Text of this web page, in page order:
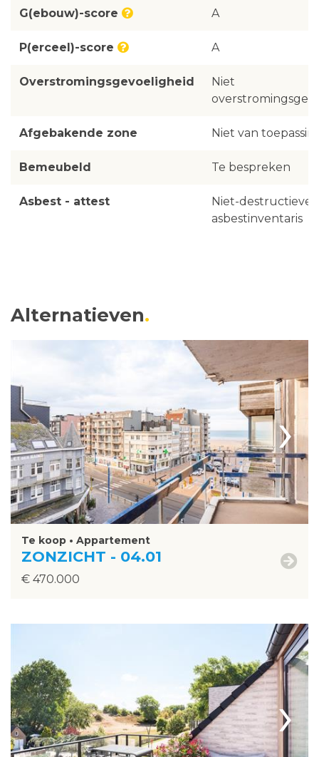
G(ebouw)-score A
P(erceel)-score A
Overstromingsgevoeligheid
Niet
Afgebakende zone Niet van
Bemeubeld Te bespreken
Asbest - attest
Niet-destructieve
asbestinventaris
Alternatieven
›
Te koop • Appartement
ZONZICHT - 04.01
€ 470.000
›